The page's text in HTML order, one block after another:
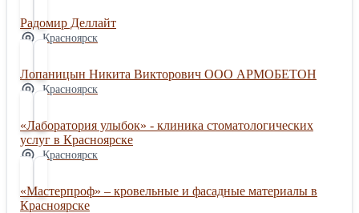
Температурный диапазон, °C: от –35 °С до +90 °С Масса 1
Радомир Деллайт
Красноярск
Лопаницын Никита Викторович ООО АРМОБЕТОН
Красноярск
«Лаборатория улыбок» - клиника стоматологических
услуг в Красноярске
Красноярск
«Мастерпроф» – кровельные и фасадные материалы в
Красноярске